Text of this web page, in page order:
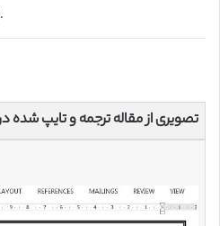
تصویری از مقاله ترجمه و تایپ شده در